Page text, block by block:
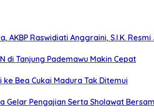
AKBP Raswidiati Anggraini, S.I.K.
di Tanjung Pademawu Makin Cepat
ke Bea Cukai Madura Tak Ditemui
Gelar Pengajian Serta Sholawat